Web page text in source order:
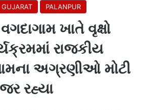
GUJARAT PALANPUR
ખાતે વૃક્ષો
રાજકીય
અગ્રણીઓ મોટી
રહ્યા